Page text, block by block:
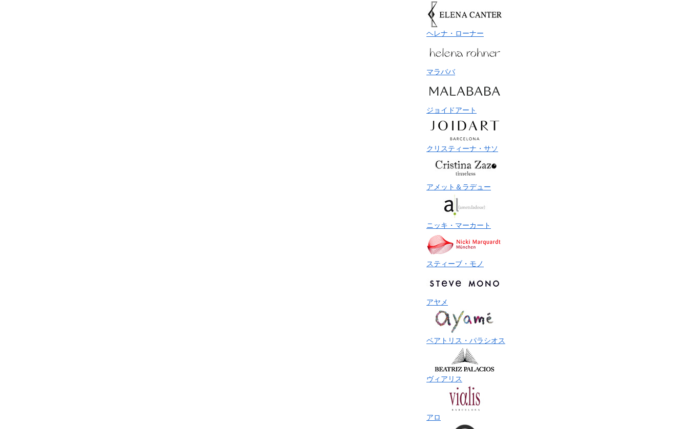
ヘレナ・ローナー
マラババ
ジョイドアート
クリスティーナ・サソ
アメット＆ラデュー
ニッキ・マーカート
スティーブ・モノ
アヤメ
ベアトリス・パラシオス
ヴィアリス
アロ